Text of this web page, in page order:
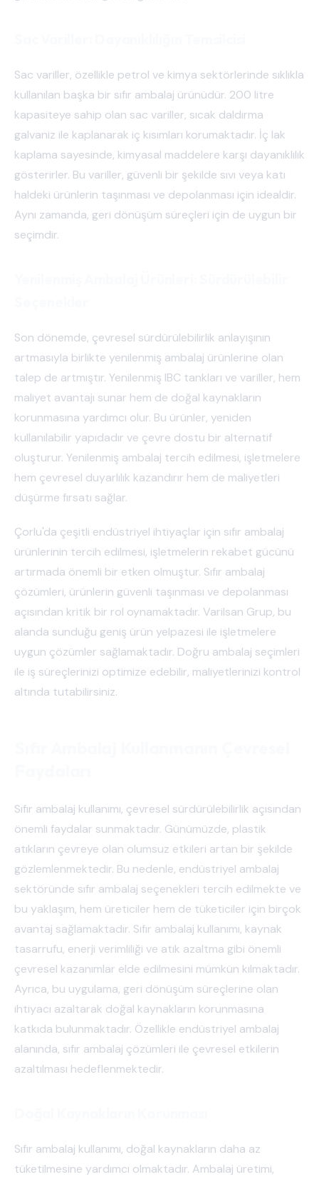
Sac variller, özellikle petrol ve kimya sektörlerinde sıklıkla
kullanılan başka bir sıfır ambalaj ürünüdür. 200 litre
kapasiteye sahip olan sac variller, sıcak daldırma
galvaniz ile kaplanarak iç kısımları korumaktadır. İç lak
kaplama sayesinde, kimyasal maddelere karşı dayanıklılık
gösterirler. Bu variller, güvenli bir şekilde sıvı veya katı
haldeki ürünlerin taşınması ve depolanması için idealdir.
Aynı zamanda, geri dönüşüm süreçleri için de uygun bir
seçimdir.
Son dönemde, çevresel sürdürülebilirlik anlayışının
artmasıyla birlikte yenilenmiş ambalaj ürünlerine olan
talep de artmıştır. Yenilenmiş IBC tankları ve variller, hem
maliyet avantajı sunar hem de doğal kaynakların
korunmasına yardımcı olur. Bu ürünler, yeniden
kullanılabilir yapıdadır ve çevre dostu bir alternatif
oluşturur. Yenilenmiş ambalaj tercih edilmesi, işletmelere
hem çevresel duyarlılık kazandırır hem de maliyetleri
düşürme fırsatı sağlar.
Çorlu'da çeşitli endüstriyel ihtiyaçlar için sıfır ambalaj
ürünlerinin tercih edilmesi, işletmelerin rekabet gücünü
artırmada önemli bir etken olmuştur. Sıfır ambalaj
çözümleri, ürünlerin güvenli taşınması ve depolanması
açısından kritik bir rol oynamaktadır. Varilsan Grup, bu
alanda sunduğu geniş ürün yelpazesi ile işletmelere
uygun çözümler sağlamaktadır. Doğru ambalaj seçimleri
ile iş süreçlerinizi optimize edebilir, maliyetlerinizi kontrol
altında tutabilirsiniz.
Sıfır ambalaj kullanımı, çevresel sürdürülebilirlik açısından
önemli faydalar sunmaktadır. Günümüzde, plastik
atıkların çevreye olan olumsuz etkileri artan bir şekilde
gözlemlenmektedir. Bu nedenle, endüstriyel ambalaj
sektöründe sıfır ambalaj seçenekleri tercih edilmekte ve
bu yaklaşım, hem üreticiler hem de tüketiciler için birçok
avantaj sağlamaktadır. Sıfır ambalaj kullanımı, kaynak
tasarrufu, enerji verimliliği ve atık azaltma gibi önemli
çevresel kazanımlar elde edilmesini mümkün kılmaktadır.
Ayrıca, bu uygulama, geri dönüşüm süreçlerine olan
ihtiyacı azaltarak doğal kaynakların korunmasına
katkıda bulunmaktadır. Özellikle endüstriyel ambalaj
alanında, sıfır ambalaj çözümleri ile çevresel etkilerin
azaltılması hedeflenmektedir.
Sıfır ambalaj kullanımı, doğal kaynakların daha az
tüketilmesine yardımcı olmaktadır. Ambalaj üretimi,